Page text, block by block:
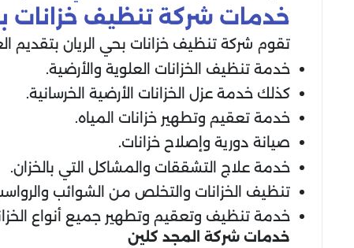
خدمات شركة تنظيف خزانات
تقوم شركة تنظيف خزانات بحي الريان بتقديم
خدمة تنظيف الخزانات العلوية والأرضية.
كذلك خدمة عزل الخزانات الأرضية الخرسانية.
خدمة تعقيم وتطهير خزانات المياه.
صيانة دورية وإصلاح خزانات.
خدمة علاج التشققات والمشاكل التي بالخزان.
تنظيف الخزانات والتخلص من الشوائب
خدمة تنظيف وتعقيم وتطهير جميع أنواع
خدمات شركة المجد كلين